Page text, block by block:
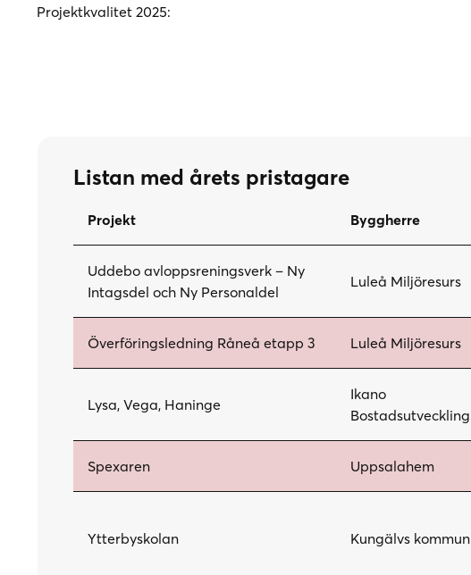
Projektkvalitet 2025:
Listan med årets pristagare
Projekt Byggherre
Uddebo avloppsreningsverk – Ny
Intagsdel och Ny Personaldel
Luleå Miljöresurs
Överföringsledning Råneå etapp 3 Luleå Miljöresurs
Lysa, Vega, Haninge
Ikano
Bostadsutveckling
Spexaren Uppsalahem
Ytterbyskolan Kungälvs kommun